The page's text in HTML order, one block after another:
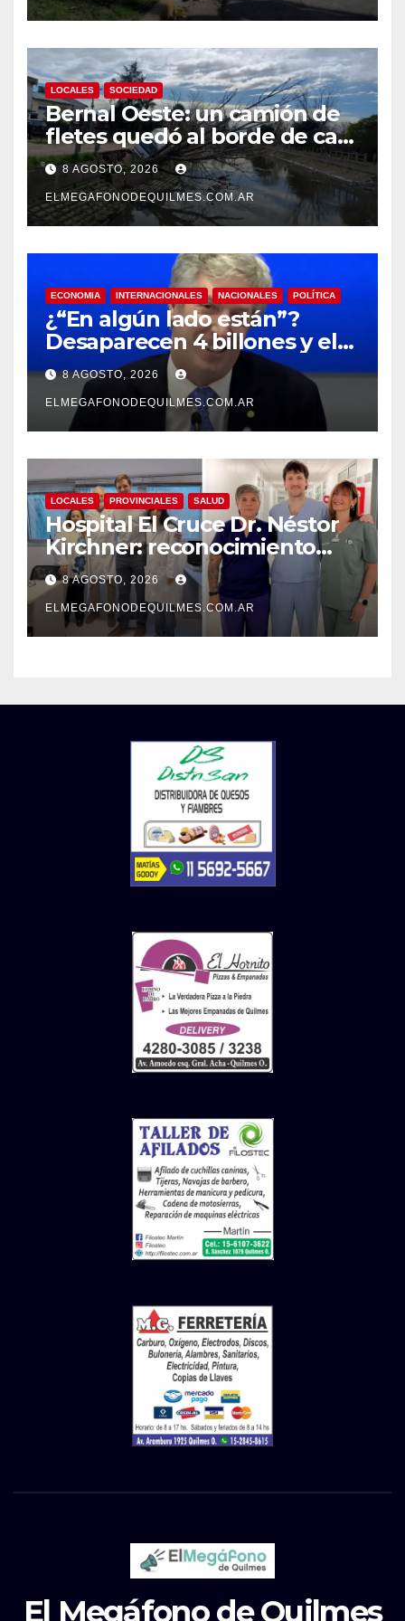
LOCALES SOCIEDAD
Bernal Oeste: un camión de
fletes quedó al borde de caer
al arroyo Las Piedras
8 AGOSTO, 2026
ELMEGAFONODEQUILMES.COM.AR
ECONOMIA INTERNACIONALES NACIONALES POLÍTICA
¿“En algún lado están”?
Desaparecen 4 billones y el
presidente del BCRA
responde con una risita
8 AGOSTO, 2026
ELMEGAFONODEQUILMES.COM.AR
LOCALES PROVINCIALES SALUD
Hospital El Cruce Dr. Néstor
Kirchner: reconocimiento
internacional a la calidad de
su atención
8 AGOSTO, 2026
ELMEGAFONODEQUILMES.COM.AR
El Megáfono de Quilmes